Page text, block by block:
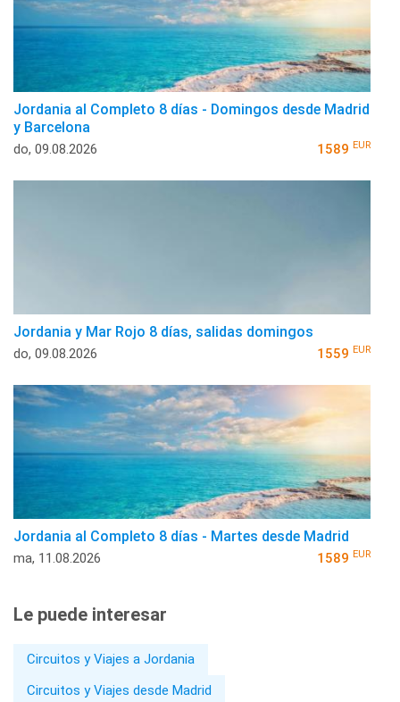
Jordania al Completo 8 días - Domingos desde Madrid
y Barcelona
do, 09.08.2026 1589 EUR
Jordania y Mar Rojo 8 días, salidas domingos
do, 09.08.2026 1559 EUR
Jordania al Completo 8 días - Martes desde Madrid
ma, 11.08.2026 1589 EUR
Le puede interesar
Circuitos y Viajes a Jordania
Circuitos y Viajes desde Madrid